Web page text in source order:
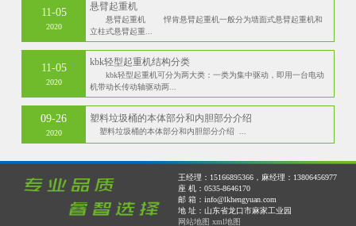
11-05
2020
悬臂起重机
悬臂起重机 悍肯悬臂起重机一般分为墙面式悬臂起重机和
立柱式悬臂起重...
11-05
2020
kbk轻型起重机结构分类
kbk轻型起重机可分为两大类：一类为集中驱动，即用一台电动
机带动长传动轴驱动两...
09-26
2020
塑料垃圾桶的本体部分和内胆部分介绍
塑料垃圾桶的本体部分和内胆部分介绍 ...
王经理：15166895366，麻经理：13806456977
座 机：0535-8646170
邮 箱：info@lkhengyuan.com
地 址：山东省龙口市麻家工业园
网站地图 xml地图